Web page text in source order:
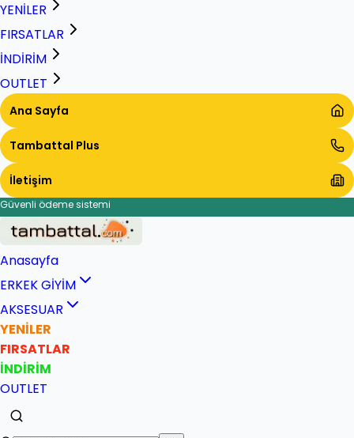
YENİLER
FIRSATLAR
İNDİRİM
OUTLET
Ana Sayfa
Tambattal Plus
İletişim
Güvenli ödeme sistemi
İade ve değişim garantisi
Hızlı ve güvenli teslimat
Anasayfa
ERKEK GİYİM
AKSESUAR
YENİLER
FIRSATLAR
İNDİRİM
OUTLET